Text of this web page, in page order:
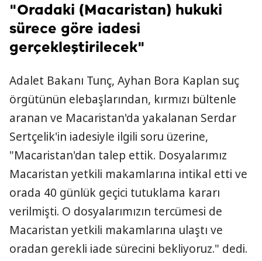
"Oradaki (Macaristan) hukuki
sürece göre iadesi
gerçekleştirilecek"
Adalet Bakanı Tunç, Ayhan Bora Kaplan suç
örgütünün elebaşlarından, kırmızı bültenle
aranan ve Macaristan'da yakalanan Serdar
Sertçelik'in iadesiyle ilgili soru üzerine,
"Macaristan'dan talep ettik. Dosyalarımız
Macaristan yetkili makamlarına intikal etti ve
orada 40 günlük geçici tutuklama kararı
verilmişti. O dosyalarımızın tercümesi de
Macaristan yetkili makamlarına ulaştı ve
oradan gerekli iade sürecini bekliyoruz." dedi.